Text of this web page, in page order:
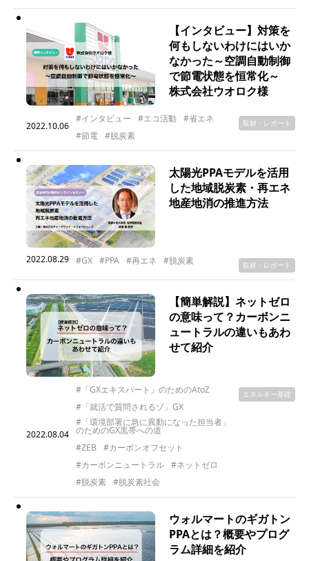
【インタビュー】対策を
何もしないわけにはいか
なかった～空調自動制御
で節電状態を恒常化～
株式会社ウオロク様
2022.10.06
#インタビュー #エコ活動
#省エネ
#節電
#脱炭素
取材・レポート
太陽光PPAモデルを活用
した地域脱炭素・再エネ
地産地消の推進方法
2022.08.29 #GX #PPA #再エネ #脱炭素 取材・レポート
【簡単解説】ネットゼロ
の意味って？カーボンニ
ュートラルの違いもあわ
せて紹介
2022.08.04
#「GXエキスパート」のためのAtoZ
#「就活で質問されるゾ」GX
#「環境部署に急に異動になった担当者」
のためのGX黒帯への道
#ZEB
#カーボンオフセット
#カーボンニュートラル
#ネットゼロ
#脱炭素
#脱炭素社会
エネルギー基礎
ウォルマートのギガトン
PPAとは？概要やプログ
ラム詳細を紹介